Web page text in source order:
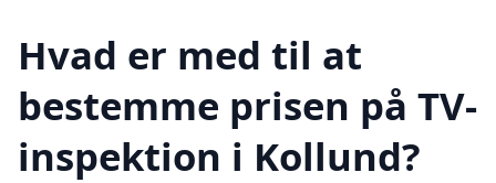
Hvad er med til at
bestemme prisen på TV-
inspektion i Kollund?